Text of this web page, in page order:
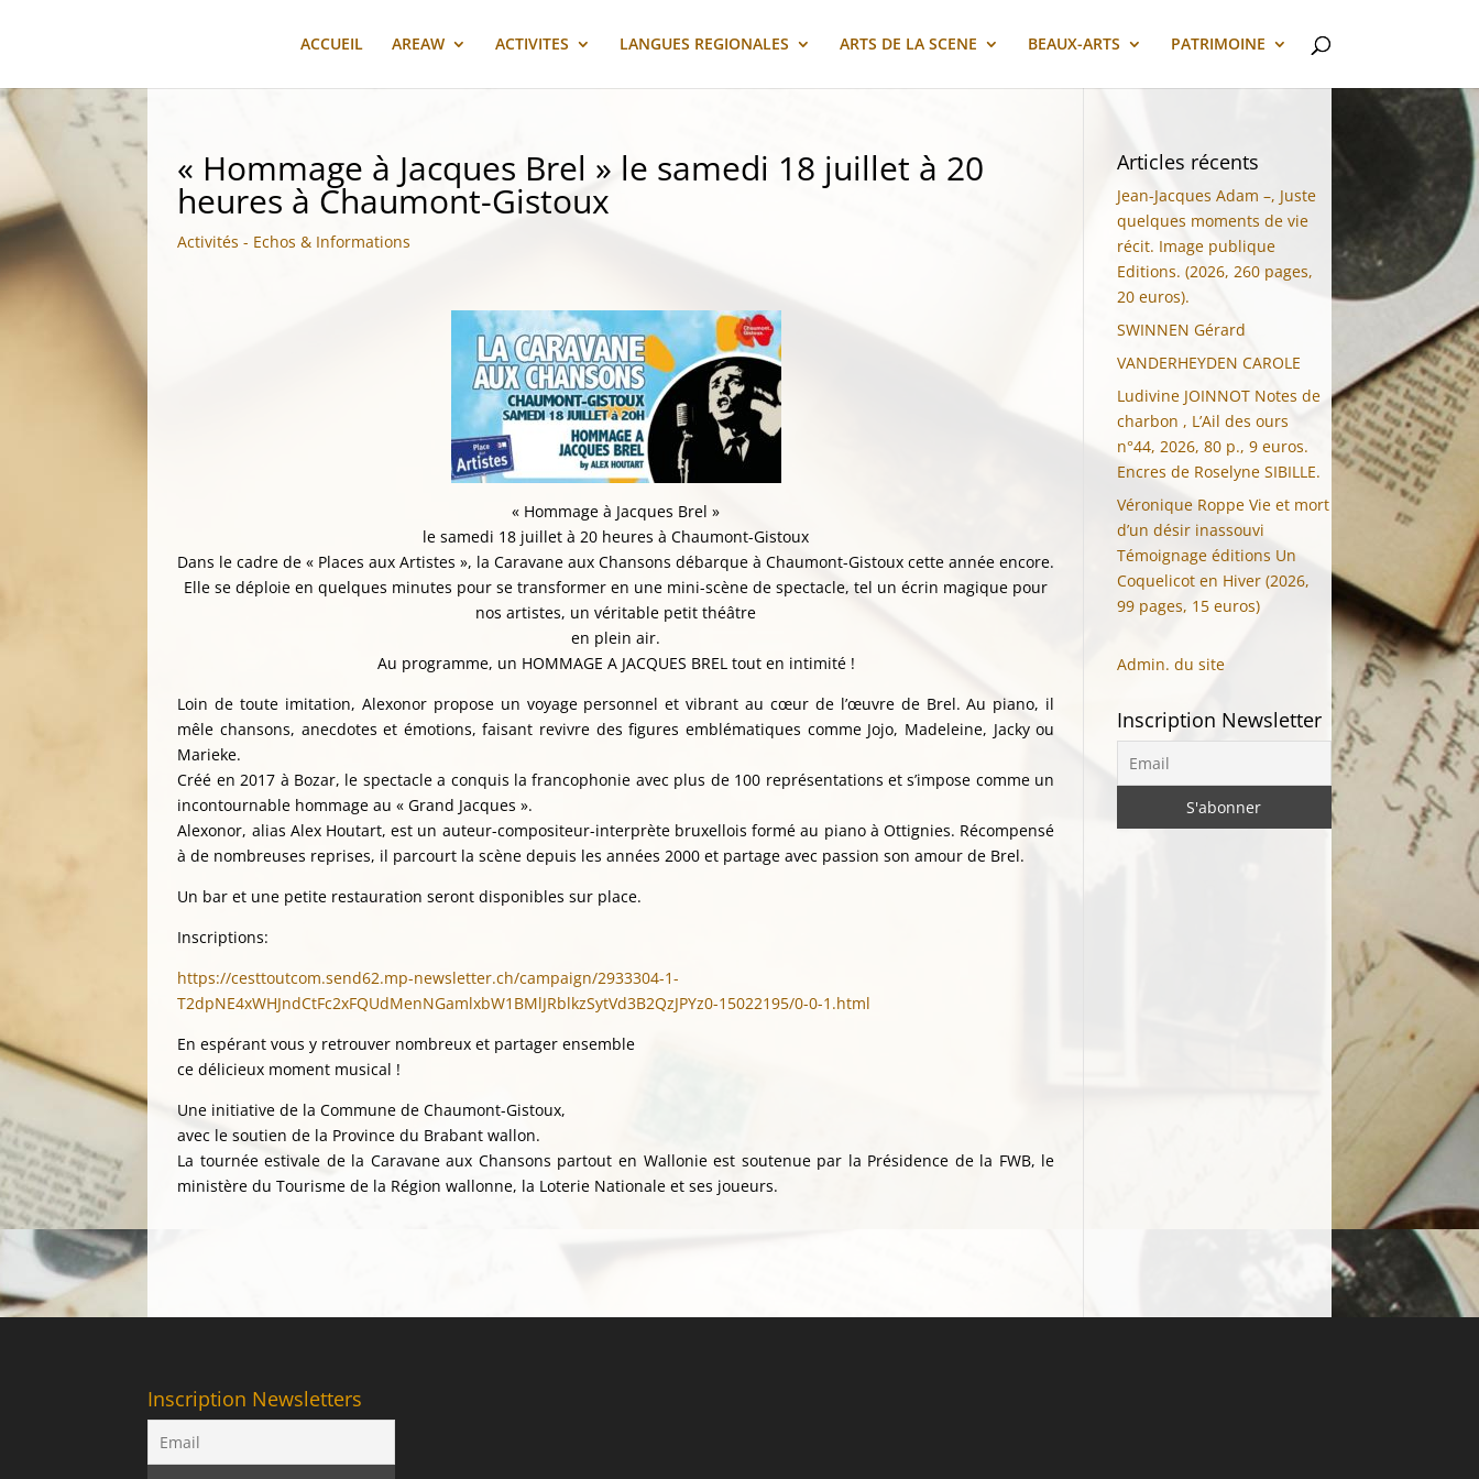
ACCUEIL AREAW ACTIVITES LANGUES REGIONALES ARTS DE LA SCENE BEAUX-ARTS PATRIMOINE
« Hommage à Jacques Brel » le samedi 18 juillet à 20
heures à Chaumont-Gistoux
Activités - Echos & Informations
« Hommage à Jacques Brel »
le samedi 18 juillet à 20 heures à Chaumont-Gistoux
Dans le cadre de « Places aux Artistes », la Caravane aux Chansons débarque à Chaumont-Gistoux cette année encore.
Elle se déploie en quelques minutes pour se transformer en une mini-scène de spectacle, tel un écrin magique pour
nos artistes, un véritable petit théâtre
en plein air.
Au programme, un HOMMAGE A JACQUES BREL tout en intimité !
Loin de toute imitation, Alexonor propose un voyage personnel et vibrant au cœur de l’œuvre de Brel. Au piano, il
mêle chansons, anecdotes et émotions, faisant revivre des figures emblématiques comme Jojo, Madeleine, Jacky ou
Marieke.
Créé en 2017 à Bozar, le spectacle a conquis la francophonie avec plus de 100 représentations et s’impose comme un
incontournable hommage au « Grand Jacques ».
Alexonor, alias Alex Houtart, est un auteur-compositeur-interprète bruxellois formé au piano à Ottignies. Récompensé
à de nombreuses reprises, il parcourt la scène depuis les années 2000 et partage avec passion son amour de Brel.
Un bar et une petite restauration seront disponibles sur place.
Inscriptions:
https://cesttoutcom.send62.mp-newsletter.ch/campaign/2933304-1-
T2dpNE4xWHJndCtFc2xFQUdMenNGamlxbW1BMlJRblkzSytVd3B2QzJPYz0-15022195/0-0-1.html
En espérant vous y retrouver nombreux et partager ensemble
ce délicieux moment musical !
Une initiative de la Commune de Chaumont-Gistoux,
avec le soutien de la Province du Brabant wallon.
La tournée estivale de la Caravane aux Chansons partout en Wallonie est soutenue par la Présidence de la FWB, le
ministère du Tourisme de la Région wallonne, la Loterie Nationale et ses joueurs.
Articles récents
Jean-Jacques Adam –, Juste
quelques moments de vie
récit. Image publique
Editions. (2026, 260 pages,
20 euros).
SWINNEN Gérard
VANDERHEYDEN CAROLE
Ludivine JOINNOT Notes de
charbon , L’Ail des ours
n°44, 2026, 80 p., 9 euros.
Encres de Roselyne SIBILLE.
Véronique Roppe Vie et mort
d’un désir inassouvi
Témoignage éditions Un
Coquelicot en Hiver (2026,
99 pages, 15 euros)
Admin. du site
Inscription Newsletter
Inscription Newsletters